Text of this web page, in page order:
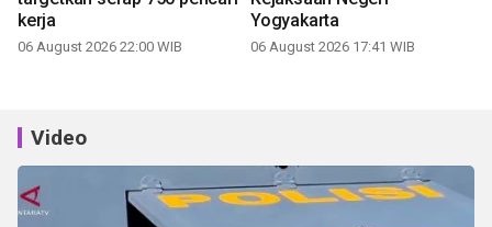
kerja
06 August 2026 22:00 WIB
Yogyakarta
06 August 2026 17:41 WIB
Video